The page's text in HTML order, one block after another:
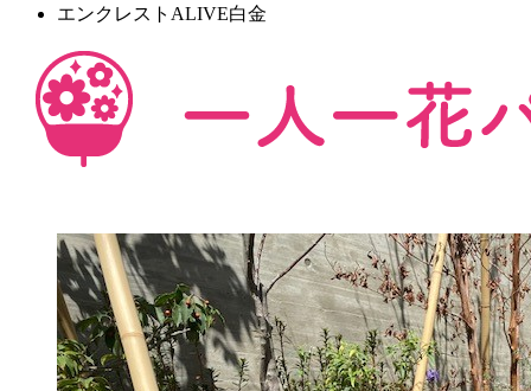
エンクレストALIVE白金